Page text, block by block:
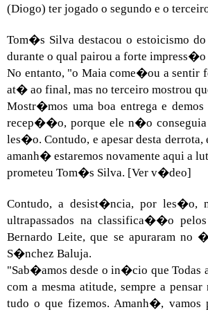
(Diogo) ter jogado o segundo e o
Tom�s Silva destacou o estoicismo
durante o qual pairou a forte
No entanto, "o Maia come�ou a sentir
at� ao final, mas no terceiro mostrou
Mostr�mos uma boa entrega e
recep��o, porque ele n�o conseguia
les�o. Contudo, e apesar desta
amanh� estaremos novamente aqui a
prometeu Tom�s Silva. [Ver v�deo]
Contudo, a desist�ncia, por les�o,
ultrapassados na classifica��o
Bernardo Leite, que se apuraram no
S�nchez Baluja.
"Sab�amos desde o in�cio que Todas
com a mesma atitude, sempre a
tudo o que fizemos. Amanh�,